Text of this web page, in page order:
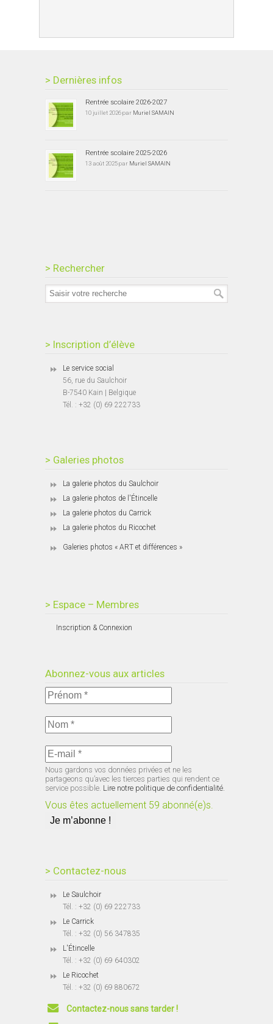
> Dernières infos
Rentrée scolaire 2026-2027
10 juillet 2026 par Muriel SAMAIN
Rentrée scolaire 2025-2026
13 août 2025 par Muriel SAMAIN
> Rechercher
> Inscription d’élève
Le service social
56, rue du Saulchoir
B-7540 Kain | Belgique
Tél. : +32 (0) 69 222733
> Galeries photos
La galerie photos du Saulchoir
La galerie photos de l'Étincelle
La galerie photos du Carrick
La galerie photos du Ricochet
Galeries photos « ART et différences »
> Espace – Membres
Inscription & Connexion
Abonnez-vous aux articles
Nous gardons vos données privées et ne les
partageons qu’avec les tierces parties qui rendent ce
service possible. Lire notre politique de confidentialité.
Vous êtes actuellement 59 abonné(e)s.
> Contactez-nous
Le Saulchoir
Tél. : +32 (0) 69 222733
Le Carrick
Tél. : +32 (0) 56 347835
L'Étincelle
Tél. : +32 (0) 69 640302
Le Ricochet
Tél. : +32 (0) 69 880672
Contactez-nous sans tarder !